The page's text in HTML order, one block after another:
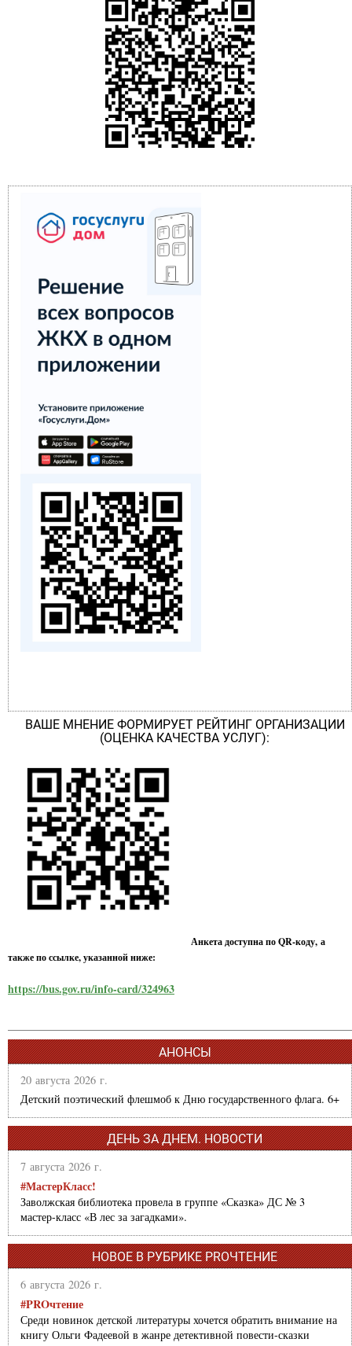
ВАШЕ МНЕНИЕ ФОРМИРУЕТ РЕЙТИНГ ОРГАНИЗАЦИИ
(ОЦЕНКА КАЧЕСТВА УСЛУГ):
Анкета доступна по QR-коду, а
также по ссылке, указанной ниже:
https://bus.gov.ru/info-card/324963
АНОНСЫ
20 августа 2026 г.
Детский поэтический флешмоб к Дню государственного флага. 6+
ДЕНЬ ЗА ДНЕМ. НОВОСТИ
7 августа 2026 г.
#МастерКласс!
Заволжская библиотека провела в группе «Сказка» ДС № 3
мастер-класс «В лес за загадками».
НОВОЕ В РУБРИКЕ PROЧТЕНИЕ
6 августа 2026 г.
#PROчтение
Среди новинок детской литературы хочется обратить внимание на
книгу Ольги Фадеевой в жанре детективной повести-сказки